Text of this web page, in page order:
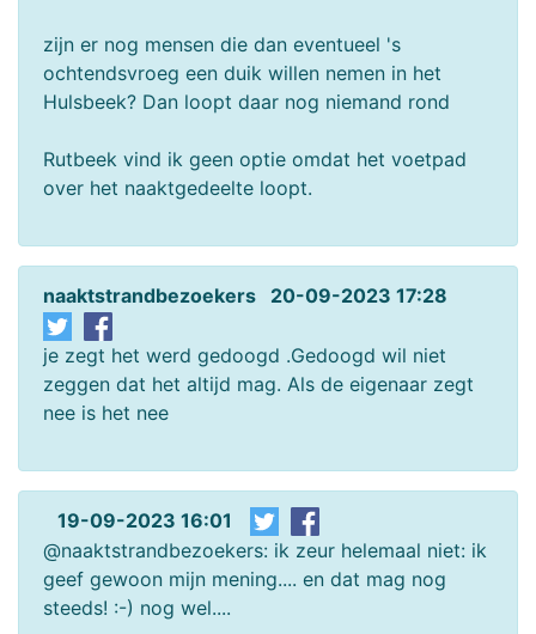
zijn er nog mensen die dan eventueel 's
ochtendsvroeg een duik willen nemen in het
Hulsbeek? Dan loopt daar nog niemand rond
Rutbeek vind ik geen optie omdat het voetpad
over het naaktgedeelte loopt.
naaktstrandbezoekers 20-09-2023 17:28
je zegt het werd gedoogd .Gedoogd wil niet
zeggen dat het altijd mag. Als de eigenaar zegt
nee is het nee
19-09-2023 16:01
@naaktstrandbezoekers: ik zeur helemaal niet: ik
geef gewoon mijn mening.... en dat mag nog
steeds! :-) nog wel....